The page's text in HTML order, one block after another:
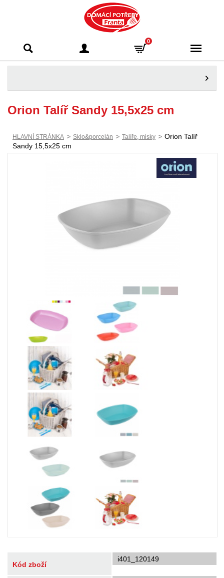
Franta - Příbram
0
Orion Talíř Sandy 15,5x25 cm
HLAVNÍ STRÁNKA > Sklo&porcelán > Talíře, misky > Orion Talíř
Sandy 15,5x25 cm
Kód zboží
i401_120149